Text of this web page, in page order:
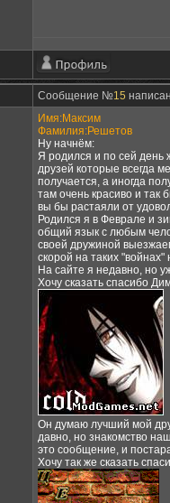
Сообщение №15
Имя:Максим
Фамилия:Решетов
Ну начнём:
Я родился и по сей день
друзей которые всегда
получается, а иногда
там очень красиво и
вы бы растаяли от
Родился я в Феврале и
общий язык с любым
своей дружиной
скорой на таких
На сайте я недавно, но
Хочу сказать спасибо
Он думаю лучший мой
давно, но знакомство
это сообщение, и
Хочу так же сказать